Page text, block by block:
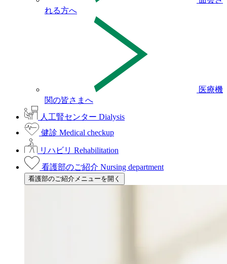
れる方へ
医療機
関の皆さまへ
人工腎センター Dialysis
健診 Medical checkup
リハビリ Rehabilitation
看護部のご紹介 Nursing department
看護部のご紹介メニューを開く